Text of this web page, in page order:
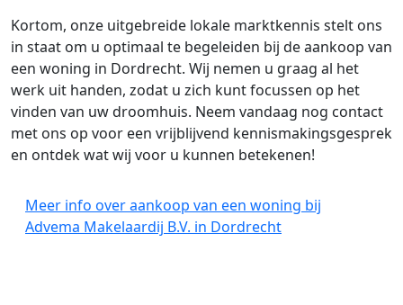
Kortom, onze uitgebreide lokale marktkennis stelt ons
in staat om u optimaal te begeleiden bij de aankoop van
een woning in Dordrecht. Wij nemen u graag al het
werk uit handen, zodat u zich kunt focussen op het
vinden van uw droomhuis. Neem vandaag nog contact
met ons op voor een vrijblijvend kennismakingsgesprek
en ontdek wat wij voor u kunnen betekenen!
Meer info over aankoop van een woning bij
Advema Makelaardij B.V. in Dordrecht